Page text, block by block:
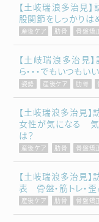
【土岐瑞浪多治見
股関節をしっかりは
産後ケア 肋骨 骨盤矯
【土岐瑞浪多治
ら・・・でもいつも
姿勢 産後ケア 肋骨
【土岐瑞浪多治
女性が気になる 気
は？
産後ケア 肋骨 骨盤矯
【土岐瑞浪多治見
表 骨盤・筋トレ・
産後ケア 肋骨 骨盤矯